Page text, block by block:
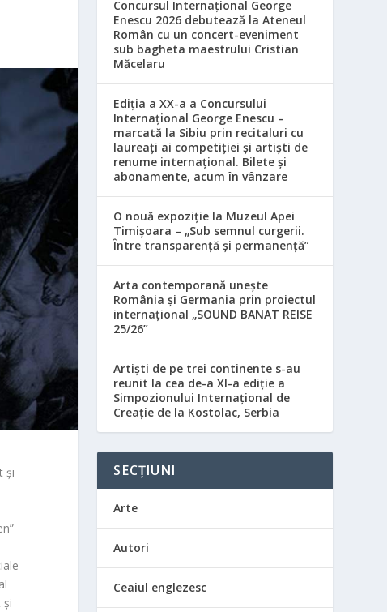
și
și
Concursul Internațional George
Enescu 2026 debutează la Ateneul
Român cu un concert-eveniment
sub bagheta maestrului Cristian
Măcelaru
Ediția a XX-a a Concursului
Internațional George Enescu –
marcată la Sibiu prin recitaluri cu
laureați ai competiției și artiști de
renume internațional. Bilete și
abonamente, acum în vânzare
O nouă expoziție la Muzeul Apei
Timișoara – „Sub semnul curgerii.
Între transparență și permanență”
Arta contemporană unește
România și Germania prin proiectul
internațional „SOUND BANAT REISE
25/26”
Artiști de pe trei continente s-au
reunit la cea de-a XI-a ediție a
Simpozionului Internațional de
Creație de la Kostolac, Serbia
SECȚIUNI
Arte
Autori
Ceaiul englezesc